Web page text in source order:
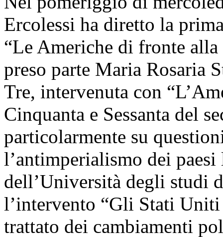
Ercolessi ha diretto la
“Le Americhe di fronte
preso parte Maria Rosaria
Tre, intervenuta con
Cinquanta e Sessanta del
particolarmente su
l’antimperialismo dei
dell’Università degli studi
l’intervento “Gli Stati Uniti
trattato dei cambiamenti